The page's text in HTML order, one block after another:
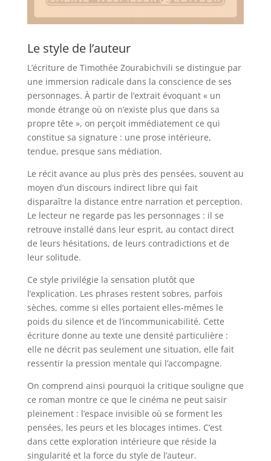
Le style de l’auteur
L’écriture de Timothée Zourabichvili se distingue par
une immersion radicale dans la conscience de ses
personnages. À partir de l’extrait évoquant « un
monde étrange où on n’existe plus que dans sa
propre tête », on perçoit immédiatement ce qui
constitue sa signature : une prose intérieure,
tendue, presque sans médiation.
Le récit avance au plus près des pensées, souvent au
moyen d’un discours indirect libre qui fait
disparaître la distance entre narration et perception.
Le lecteur ne regarde pas les personnages : il se
retrouve installé dans leur esprit, au contact direct
de leurs hésitations, de leurs contradictions et de
leur solitude.
Ce style privilégie la sensation plutôt que
l’explication. Les phrases restent sobres, parfois
sèches, comme si elles portaient elles-mêmes le
poids du silence et de l’incommunicabilité. Cette
écriture donne au texte une densité particulière :
elle ne décrit pas seulement une situation, elle fait
ressentir la pression mentale qui l’accompagne.
On comprend ainsi pourquoi la critique souligne que
ce roman montre ce que le cinéma ne peut saisir
pleinement : l’espace invisible où se forment les
pensées, les peurs et les blocages intimes. C’est
dans cette exploration intérieure que réside la
singularité et la force du style de l’auteur.